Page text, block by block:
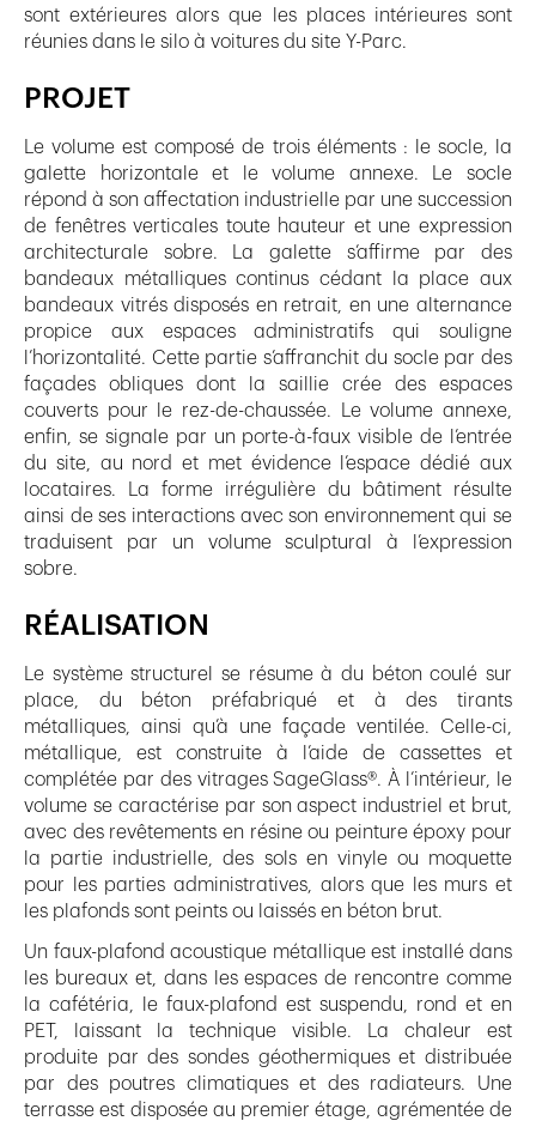
sont extérieures alors que les places intérieures sont
réunies dans le silo à voitures du site Y-Parc.
PROJET
Le volume est composé de trois éléments : le socle, la
galette horizontale et le volume annexe. Le socle
répond à son affectation industrielle par une succession
de fenêtres verticales toute hauteur et une expression
architecturale sobre. La galette s’affirme par des
bandeaux métalliques continus cédant la place aux
bandeaux vitrés disposés en retrait, en une alternance
propice aux espaces administratifs qui souligne
l’horizontalité. Cette partie s’affranchit du socle par des
façades obliques dont la saillie crée des espaces
couverts pour le rez-de-chaussée. Le volume annexe,
enfin, se signale par un porte-à-faux visible de l’entrée
du site, au nord et met évidence l’espace dédié aux
locataires. La forme irrégulière du bâtiment résulte
ainsi de ses interactions avec son environnement qui se
traduisent par un volume sculptural à l’expression
sobre.
RÉALISATION
Le système structurel se résume à du béton coulé sur
place, du béton préfabriqué et à des tirants
métalliques, ainsi qu’à une façade ventilée. Celle-ci,
métallique, est construite à l’aide de cassettes et
complétée par des vitrages SageGlass®. À l’intérieur, le
volume se caractérise par son aspect industriel et brut,
avec des revêtements en résine ou peinture époxy pour
la partie industrielle, des sols en vinyle ou moquette
pour les parties administratives, alors que les murs et
les plafonds sont peints ou laissés en béton brut.
Un faux-plafond acoustique métallique est installé dans
les bureaux et, dans les espaces de rencontre comme
la cafétéria, le faux-plafond est suspendu, rond et en
PET, laissant la technique visible. La chaleur est
produite par des sondes géothermiques et distribuée
par des poutres climatiques et des radiateurs. Une
terrasse est disposée au premier étage, agrémentée de